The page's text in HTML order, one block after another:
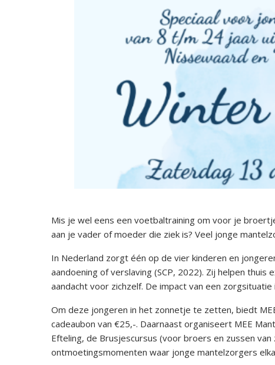
Mis je wel eens een voetbaltraining om voor je
aan je vader of moeder die ziek is? Veel jonge
In Nederland zorgt één op de vier kinderen en
aandoening of verslaving (SCP, 2022). Zij helpen
aandacht voor zichzelf. De impact van een
Om deze jongeren in het zonnetje te zetten, biedt
cadeaubon van €25,-. Daarnaast organiseert MEE
Efteling, de Brusjescursus (voor broers en zussen
ontmoetingsmomenten waar jonge mantelzorgers